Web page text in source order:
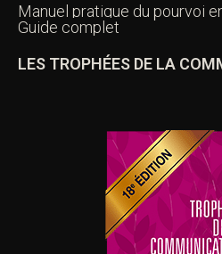
Manuel pratique du pourvoi
Guide complet
LES TROPHÉES DE LA